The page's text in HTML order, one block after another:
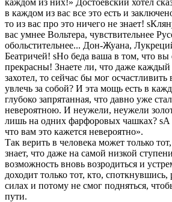
в каждом из вас все это есть и
то из вас про это ничего не знает!
вас умнее Вольтера, чувствительнее
обольстительнее... Дон-Жуана,
Беатричей! ѕНо беда ваша в том, что вы
прекрасны! Знаете ли, что даже каждый
захотел, то сейчас бы мог осчастливить
увлечь за собой? И эта мощь есть в
глубоко запрятанная, что давно уже
невероятною. И неужели, неужели
лишь на одних фарфоровых чашках? ѕА
что вам это кажется невероятно».
Так верить в человека может только
знает, что даже на самой низкой
возможность вновь возродиться и
доходит только тот, кто, споткнувшись,
силах и потому не смог подняться,
пути.